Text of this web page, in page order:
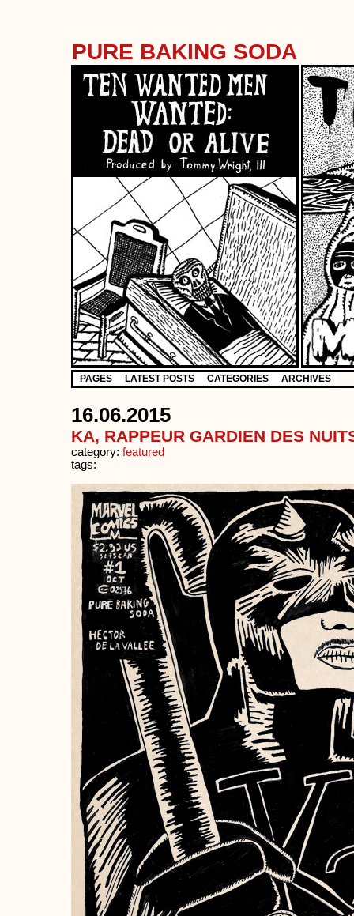
PURE BAKING SODA
PAGES LATEST POSTS CATEGORIES ARCHIVES
16.06.2015
KA, RAPPEUR GARDIEN DES
category: featured
tags: